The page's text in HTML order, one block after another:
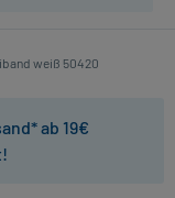
weiß 50420
ab 19€